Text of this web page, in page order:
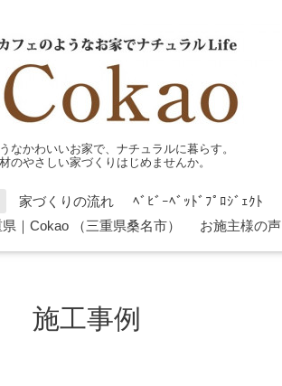
なかわいいお家で、ナチュラルに暮らす。
のやさしい家づくりはじめませんか。
家づくりの流れ ﾍﾞﾋﾞｰﾍﾞｯﾄﾞﾌﾟﾛｼﾞｪｸﾄ
｜Cokao （三重県桑名市）
お施主様の声
施工事例